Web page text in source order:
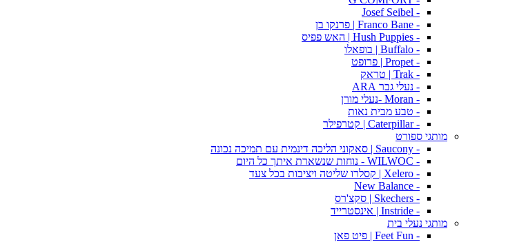
- Josef Seibel
- Franco Bane | פרנקו בן
- Hush Puppies | האש פפיס
- Buffalo | בופאלו
- Propet | פרופט
- Trak | טראק
- נעלי גבר ARA
- Moran -נעלי מורן
- טבע מבית נאות
- Caterpillar | קטרפילר
מותגי ספורט
- Saucony | סאקוני הליכה דינמית עם תמיכה נכונה
- WILWOC - נוחות שנשארת איתך כל היום
- Xelero | קסלרו שליטה ויציבות בכל צעד
- New Balance
- Skechers | סקצ'רס
- Instride | אינסטרייד
מותגי נעלי בית
- Feet Fun | פיט פאן